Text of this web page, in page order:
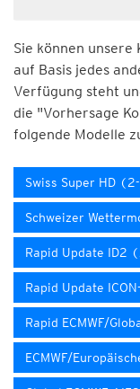
Sie können
auf Basis jedes
Verfügung steht
die "Vorhersage
folgende Modelle
Swiss Super HD
Schweizer
Rapid Update ID2
Rapid Update
Rapid ECMWF/
ECMWF/